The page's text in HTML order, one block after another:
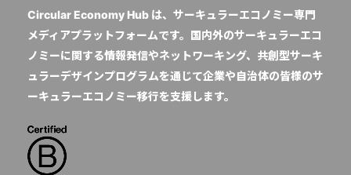
Circular Economy Hub は、サーキュラーエコノミー専門
メディアプラットフォームです。国内外のサーキュラーエコ
ノミーに関する情報発信やネットワーキング、共創型サーキ
ュラーデザインプログラムを通じて企業や自治体の皆様のサ
ーキュラーエコノミー移行を支援します。